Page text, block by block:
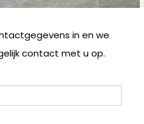
in en we
contact met u op.